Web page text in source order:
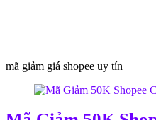
mã giảm giá shopee uy tín